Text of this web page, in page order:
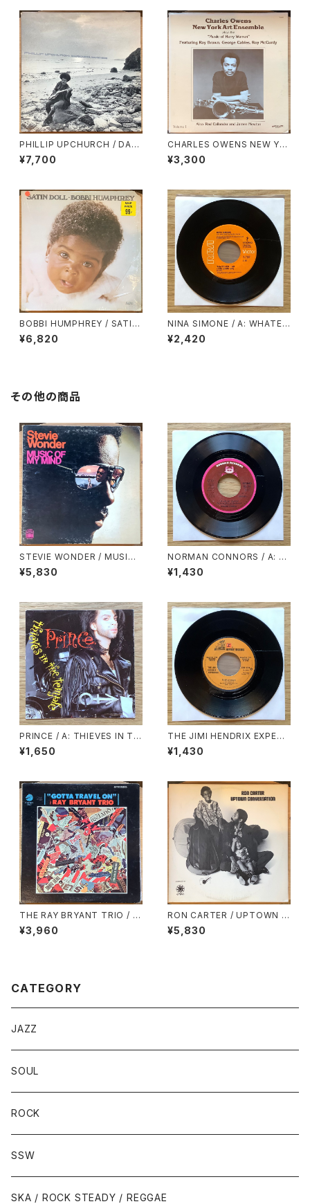
PHILLIP UPCHURCH / DAR
KNESS, DARKNESS
¥7,700
CHARLES OWENS NEW YO
RK ART ENSEMBLE / PLAYS
THE MUSIC OF HARRY WA
¥3,300
BOBBI HUMPHREY / SATIN
DOLL
¥6,820
NINA SIMONE / A: WHATEV
ER I AM (YOU MADE ME) /
B: WHY MUST YOUR LOVE
¥2,420
その他の商品
STEVIE WONDER / MUSIC
OF MY MIND
¥5,830
NORMAN CONNORS / A: Y
OU ARE MY STARSHIP / B:
BUBBLES
¥1,430
PRINCE / A: THIEVES IN TH
E TEMPLE / B: THIEVES IN
THE TEMPLE PERT Ⅱ
¥1,650
THE JIMI HENDRIX EXPERI
ENCE / A: PURPLE HAZE /
B: FOXEY LADY
¥1,430
THE RAY BRYANT TRIO / G
OTTA TRAVEL ON
¥3,960
RON CARTER / UPTOWN C
ONVERSATION
¥5,830
CATEGORY
JAZZ
SOUL
ROCK
SSW
SKA / ROCK STEADY / REGGAE